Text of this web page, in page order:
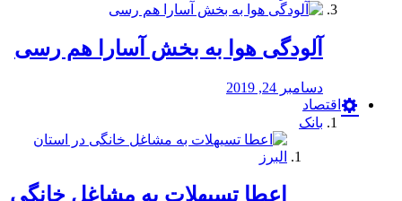
آلودگی هوا به بخش آسارا هم رسی
دسامبر 24, 2019
اقتصاد
بانک
️اعطا تسیهلات به مشاغل خانگی